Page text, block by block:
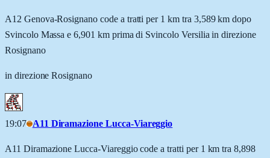
A12 Genova-Rosignano code a tratti per 1 km tra 3,589 km dopo
Svincolo Massa e 6,901 km prima di Svincolo Versilia in direzione
Rosignano
in direzione Rosignano
19:07 A11 Diramazione Lucca-Viareggio
A11 Diramazione Lucca-Viareggio code a tratti per 1 km tra 8,898